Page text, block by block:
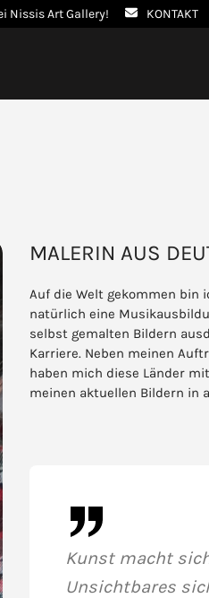
Nissis Art Gallery! KONTAKT
MALERIN AUS
Auf die Welt gekommen bin
natürlich eine
selbst gemalten Bildern
Karriere. Neben meinen
haben mich diese Länder
meinen aktuellen Bildern in
Kunst macht
Unsichtbares